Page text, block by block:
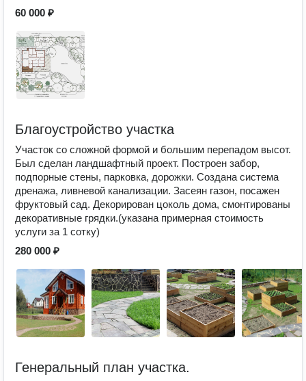
60 000 ₽
Благоустройство участка
Участок со сложной формой и большим перепадом высот.
Был сделан ландшафтный проект. Построен забор,
подпорные стены, парковка, дорожки. Создана система
дренажа, ливневой канализации. Засеян газон, посажен
фруктовый сад. Декорирован цоколь дома, смонтированы
декоративные грядки.(указана примерная стоимость
услуги за 1 сотку)
280 000 ₽
Генеральный план участка.